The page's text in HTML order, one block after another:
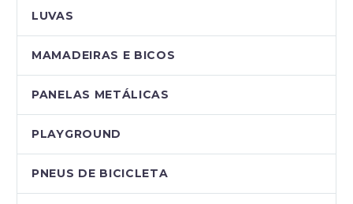
LUVAS
MAMADEIRAS E BICOS
PANELAS METÁLICAS
PLAYGROUND
PNEUS DE BICICLETA